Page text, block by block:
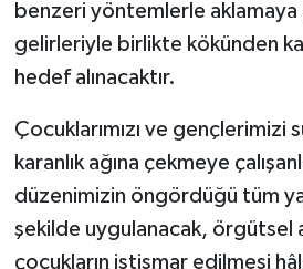
benzeri yöntemlerle aklamaya
gelirleriyle birlikte kökünden
hedef alınacaktır.
Çocuklarımızı ve gençlerimizi
karanlık ağına çekmeye
düzenimizin öngördüğü tüm
şekilde uygulanacak, örgütsel
çocukların istismar edilmesi